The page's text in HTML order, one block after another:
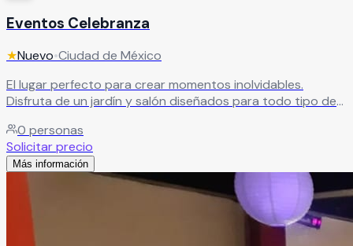
Eventos Celebranza
★Nuevo•Ciudad de México
El lugar perfecto para crear momentos inolvidables.
Disfruta de un jardín y salón diseñados para todo tipo de
hará de tu celebración algo especial.
0 personas
Solicitar precio
Más información